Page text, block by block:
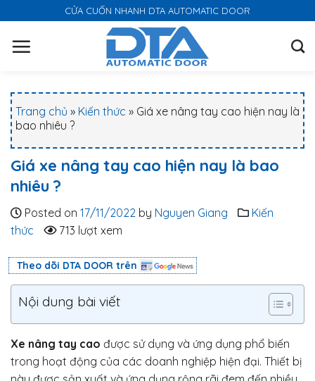
k
CỬA CUỐN NHANH DTA AUTOMATIC DOOR
Trang chủ » Kiến thức » Giá xe nâng tay cao hiện nay là
bao nhiêu ?
Giá xe nâng tay cao hiện nay là bao
nhiêu ?
Posted on 17/11/2022 by Nguyen Giang
Kiến
thức
713 lượt xem
Theo dõi DTA DOOR trên
Nội dung bài viết
Xe nâng tay cao được sử dụng và ứng dụng phổ biến
trong hoạt động của các doanh nghiệp hiện đại. Thiết bị